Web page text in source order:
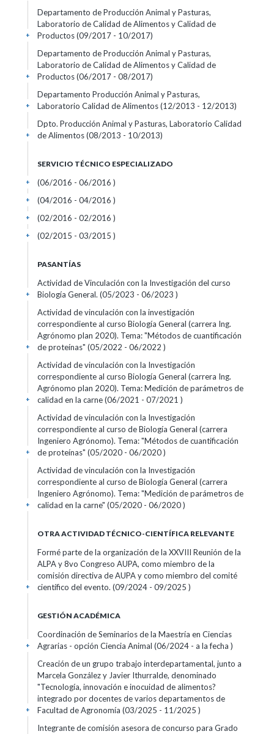
Departamento de Producción Animal y Pasturas,
Laboratorio de Calidad de Alimentos y Calidad de
Productos (09/2017 - 10/2017)
+
Departamento de Producción Animal y Pasturas,
Laboratorio de Calidad de Alimentos y Calidad de
Productos (06/2017 - 08/2017)
+
Departamento Producción Animal y Pasturas,
Laboratorio Calidad de Alimentos (12/2013 - 12/2013)
+
Dpto. Producción Animal y Pasturas, Laboratorio Calidad
de Alimentos (08/2013 - 10/2013)
+
SERVICIO TÉCNICO ESPECIALIZADO
(06/2016 - 06/2016 )
+
(04/2016 - 04/2016 )
+
(02/2016 - 02/2016 )
+
(02/2015 - 03/2015 )
+
PASANTÍAS
Actividad de Vinculación con la Investigación del curso
Biología General. (05/2023 - 06/2023 )
+
Actividad de vinculación con la investigación
correspondiente al curso Biología General (carrera Ing.
Agrónomo plan 2020). Tema: "Métodos de cuantificación
de proteínas" (05/2022 - 06/2022 )
+
Actividad de vinculación con la Investigación
correspondiente al curso Biología General (carrera Ing.
Agrónomo plan 2020). Tema: Medición de parámetros de
calidad en la carne (06/2021 - 07/2021 )
+
Actividad de vinculación con la Investigación
correspondiente al curso de Biología General (carrera
Ingeniero Agrónomo). Tema: "Métodos de cuantificación
de proteínas" (05/2020 - 06/2020 )
+
Actividad de vinculación con la Investigación
correspondiente al curso de Biología General (carrera
Ingeniero Agrónomo). Tema: "Medición de parámetros de
calidad en la carne" (05/2020 - 06/2020 )
+
OTRA ACTIVIDAD TÉCNICO-CIENTÍFICA RELEVANTE
Formé parte de la organización de la XXVIII Reunión de la
ALPA y 8vo Congreso AUPA, como miembro de la
comisión directiva de AUPA y como miembro del comité
científico del evento. (09/2024 - 09/2025 )
+
GESTIÓN ACADÉMICA
Coordinación de Seminarios de la Maestría en Ciencias
Agrarias - opción Ciencia Animal (06/2024 - a la fecha )
+
Creación de un grupo trabajo interdepartamental, junto a
Marcela González y Javier Ithurralde, denominado
"Tecnología, innovación e inocuidad de alimentos?
integrado por docentes de varios departamentos de
Facultad de Agronomía (03/2025 - 11/2025 )
+
Integrante de comisión asesora de concurso para Grado